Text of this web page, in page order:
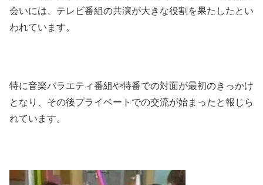
会いには、テレビ番組の共演が大きな役割を果たしたとい
われています。
特に音楽バラエティ番組や特番での対面が最初のきっかけ
となり、その後プライベートでの交流が始まったと報じら
れています。